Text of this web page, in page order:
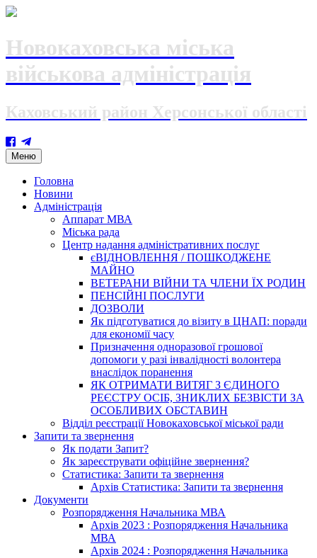
Новокаховська міська
військова адміністрація
Каховський район Херсонської області
Меню Skip
to
content
Головна
Новини
Адміністрація
Аппарат МВА
Міська рада
Центр надання адміністративних послуг
єВІДНОВЛЕННЯ / ПОШКОДЖЕНЕ
МАЙНО
ВЕТЕРАНИ ВІЙНИ ТА ЧЛЕНИ ЇХ РОДИН
ПЕНСІЙНІ ПОСЛУГИ
ДОЗВОЛИ
Як підготуватися до візиту в ЦНАП: поради
для економії часу
Призначення одноразової грошової
допомоги у разі інвалідності волонтера
внаслідок поранення
ЯК ОТРИМАТИ ВИТЯГ З ЄДИНОГО
РЕЄСТРУ ОСІБ, ЗНИКЛИХ БЕЗВІСТИ ЗА
ОСОБЛИВИХ ОБСТАВИН
Відділ реєстрації Новокаховської міської ради
Запити та звернення
Як подати Запит?
Як зареєструвати офіційне звернення?
Статистика: Запити та звернення
Архів Статистика: Запити та звернення
Документи
Розпорядження Начальника МВА
Архів 2023 : Розпорядження Начальника
МВА
Архів 2024 : Розпорядження Начальника